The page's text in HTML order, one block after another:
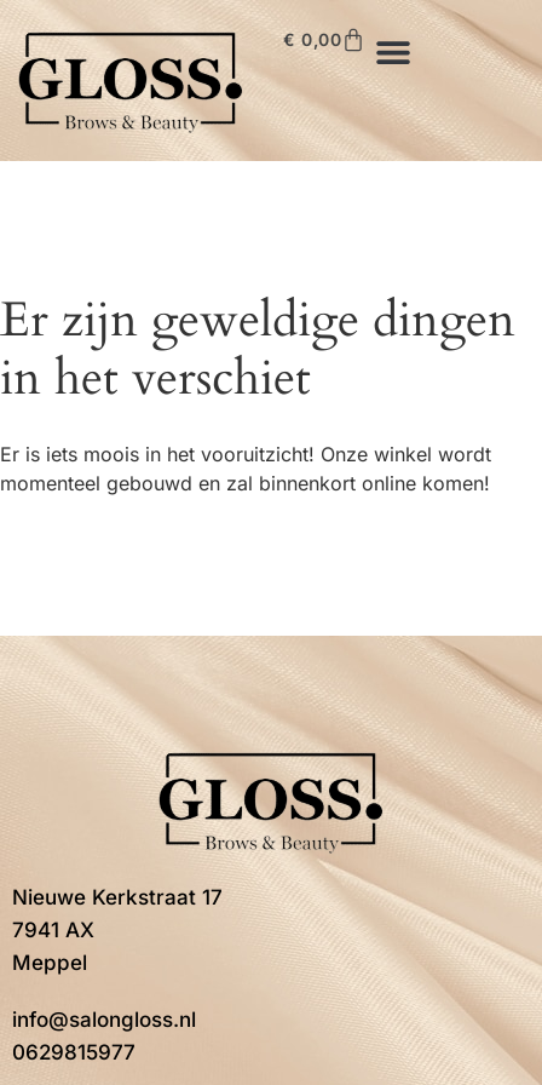
€ 0,00
Er zijn geweldige dingen
in het verschiet
Er is iets moois in het vooruitzicht! Onze winkel wordt
momenteel gebouwd en zal binnenkort online komen!
Nieuwe Kerkstraat 17
7941 AX
Meppel
info@salongloss.nl
0629815977